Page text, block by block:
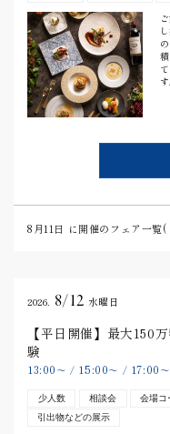
す
8月11日 に開催のフェア一覧(
2026. 8/12 水曜日
【平日開催】最大
験
13:00 〜/ 15:00〜 / 17:00
少人数 相談会 会場コ
引出物などの展示